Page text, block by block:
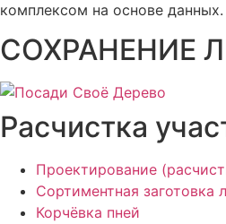
комплексом на основе данных.
СОХРАНЕНИЕ
Расчистка
Проектирование
Сортиментная заготовка
Корчёвка пней